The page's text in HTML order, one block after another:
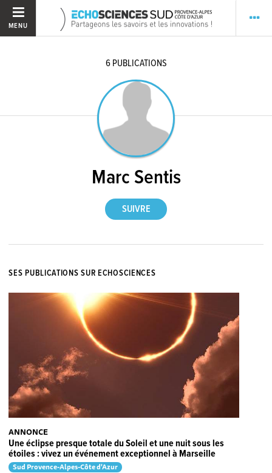
MENU
6 PUBLICATIONS
Marc Sentis
SES PUBLICATIONS SUR ECHOSCIENCES
ANNONCE
Une éclipse presque totale du Soleil et une nuit sous les
étoiles : vivez un événement exceptionnel à Marseille
Sud Provence-Alpes-Côte d'Azur